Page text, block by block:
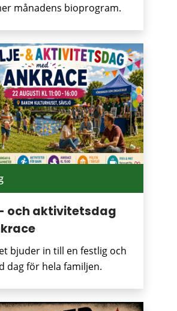
månadens bioprogram.
och aktivitetsdag
bjuder in till en festlig och
dag för hela familjen.